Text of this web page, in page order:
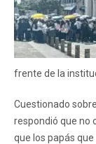
frente de la
Cuestionado
respondió que no
que los papás